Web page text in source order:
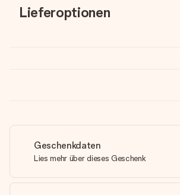
Lieferoptionen
Geschenkdaten
Lies mehr über dieses Geschenk